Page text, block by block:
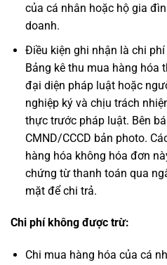
của cá nhân hoặc hộ gia
doanh.
Điều kiện ghi nhận là chi
Bảng kê thu mua hàng hóa
đại diện pháp luật hoặc
nghiệp ký và chịu trách
thực trước pháp luật. Bên
CMND/CCCD bản photo.
hàng hóa không hóa đơn
chứng từ thanh toán qua
mặt để chi trả.
Chi phí không được trừ:
Chi mua hàng hóa của cá